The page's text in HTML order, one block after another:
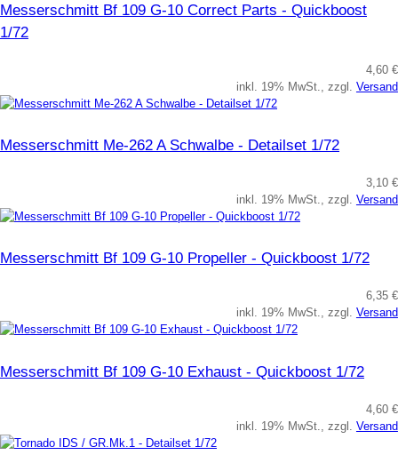
Messerschmitt Bf 109 G-10 Correct Parts - Quickboost
1/72
4,60 €
inkl. 19% MwSt., zzgl. Versand
Messerschmitt Me-262 A Schwalbe - Detailset 1/72
3,10 €
inkl. 19% MwSt., zzgl. Versand
Messerschmitt Bf 109 G-10 Propeller - Quickboost 1/72
6,35 €
inkl. 19% MwSt., zzgl. Versand
Messerschmitt Bf 109 G-10 Exhaust - Quickboost 1/72
4,60 €
inkl. 19% MwSt., zzgl. Versand